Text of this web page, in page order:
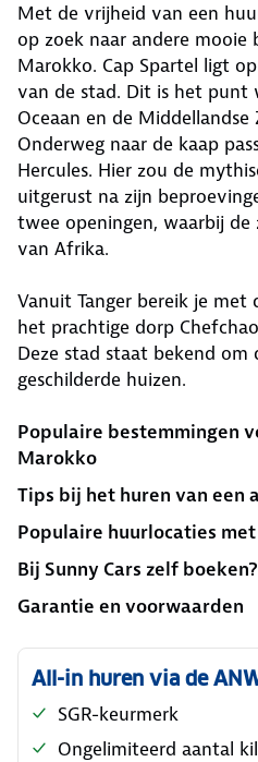
Met de vrijheid van een
op zoek naar andere
Marokko. Cap Spartel ligt
van de stad. Dit is het punt
Oceaan en de Middellandse
Onderweg naar de kaap
Hercules. Hier zou de
uitgerust na zijn
twee openingen, waarbij
van Afrika.
Vanuit Tanger bereik je
het prachtige dorp
Deze stad staat bekend om
geschilderde huizen.
Populaire bestemmingen
Marokko
Tips bij het huren van een
Populaire huurlocaties
Bij Sunny Cars zelf boeken?
Garantie en voorwaarden
All-in huren via de
SGR-keurmerk
Ongelimiteerd aantal